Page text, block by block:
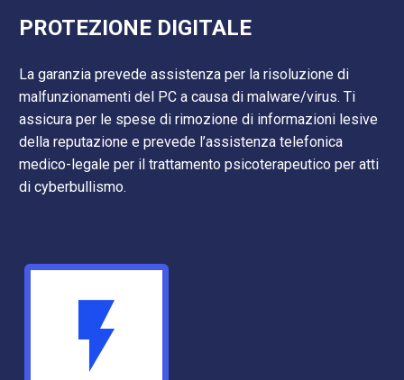
PROTEZIONE DIGITALE
La garanzia prevede assistenza per la risoluzione di
malfunzionamenti del PC a causa di malware/virus. Ti
assicura per le spese di rimozione di informazioni lesive
della reputazione e prevede l’assistenza telefonica
medico-legale per il trattamento psicoterapeutico per atti
di cyberbullismo.

